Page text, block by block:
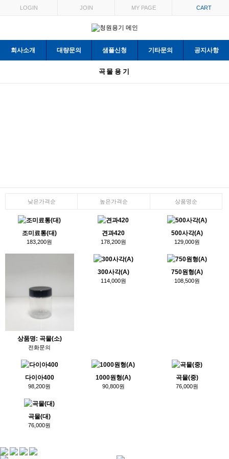
LOGIN JOIN MY PAGE CART
회사소개 대량문의 샘플신청 기타문의 공지사항
곡물용기
낮은가격순 높은가격순 상품명순
조미료통(대)
183,200원
견과420
178,200원
500사각(A)
129,000원
상품명: 곡물(소)
전화문의
300사각(A)
114,000원
750원형(A)
108,500원
다이아400
98,200원
1000원형(A)
90,800원
곡물(중)
76,000원
곡물(대)
76,000원